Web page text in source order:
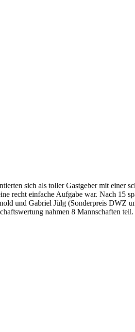
sich als toller Gastgeber mit
recht einfache Aufgabe war. Nach 15
und Gabriel Jülg (Sonderpreis DWZ
nahmen 8 Mannschaften